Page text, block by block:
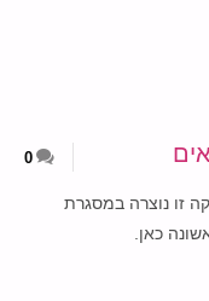
0
זו נוצרה במסגרת
כאן.